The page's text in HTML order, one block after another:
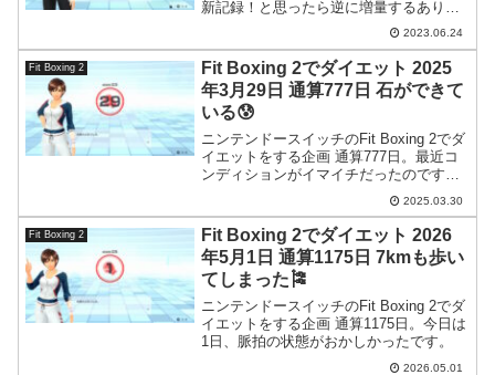
新記録！と思ったら逆に増量するありさ
2023.06.24
Fit Boxing 2
Fit Boxing 2でダイエット 2025
年3月29日 通算777日 石ができて
いる😰
ニンテンドースイッチのFit Boxing 2でダ
イエットをする企画 通算777日。最近コ
ンディションがイマイチだったのです
が、どうも結石ができている感じです。
2025.03.30
Fit Boxing 2
Fit Boxing 2でダイエット 2026
年5月1日 通算1175日 7kmも歩い
てしまった🎏
ニンテンドースイッチのFit Boxing 2でダ
イエットをする企画 通算1175日。今日は
1日、脈拍の状態がおかしかったです。
2026.05.01